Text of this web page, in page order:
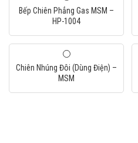
Bếp Chiên Phẳng Gas MSM –
HP-1004
Chiên Nhúng Đôi (Dùng Điện) –
MSM